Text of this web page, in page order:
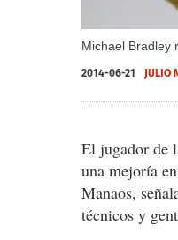
Michael Bradley
2014-06-21 JULIO
El jugador de
una mejoría
Manaos,
técnicos y